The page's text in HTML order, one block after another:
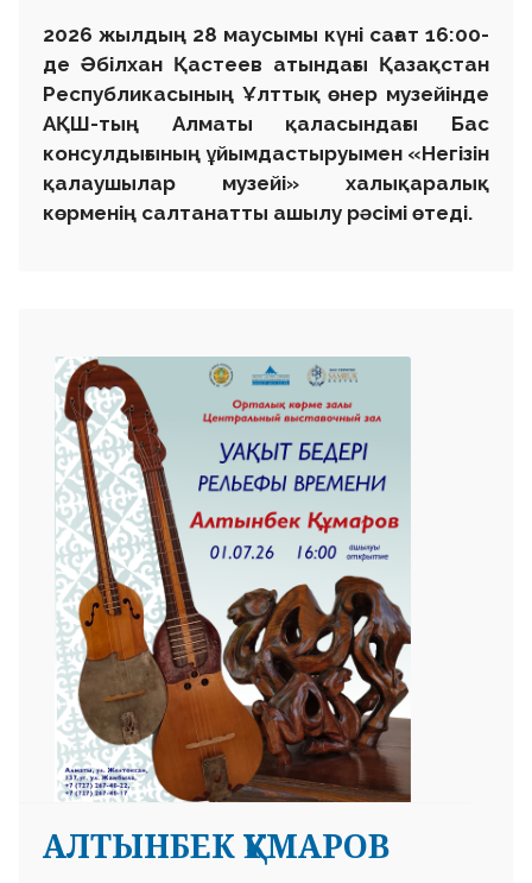
2026 жылдың 28 маусымы күні сағат 16:00-
де Әбілхан Қастеев атындағы Қазақстан
Республикасының Ұлттық өнер музейінде
АҚШ-тың Алматы қаласындағы Бас
консулдығының ұйымдастыруымен «Негізін
қалаушылар музейі» халықаралық
көрменің салтанатты ашылу рәсімі өтеді.
АЛТЫНБЕК ҚҰМАРОВ